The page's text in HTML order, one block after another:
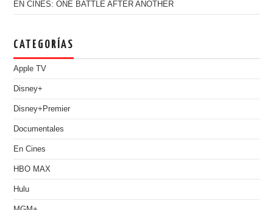
EN CINES: ONE BATTLE AFTER ANOTHER
CATEGORÍAS
Apple TV
Disney+
Disney+Premier
Documentales
En Cines
HBO MAX
Hulu